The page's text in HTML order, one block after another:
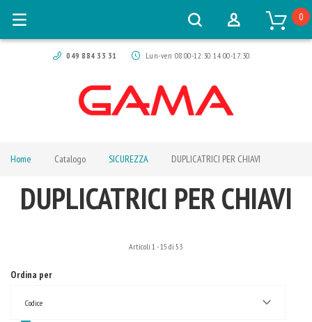
049 884 33 31 Lun-ven 08:00-12:30 14:00-17:30
0
Home Catalogo SICUREZZA DUPLICATRICI PER CHIAVI
DUPLICATRICI PER CHIAVI
Ordina per
Codice
Articoli 1 -15 di 53